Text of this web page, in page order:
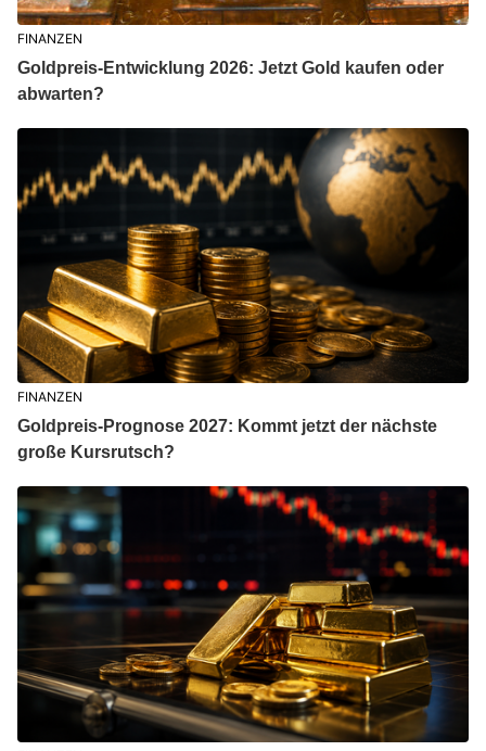
FINANZEN
Goldpreis-Entwicklung 2026: Jetzt Gold kaufen oder
abwarten?
FINANZEN
Goldpreis-Prognose 2027: Kommt jetzt der nächste
große Kursrutsch?